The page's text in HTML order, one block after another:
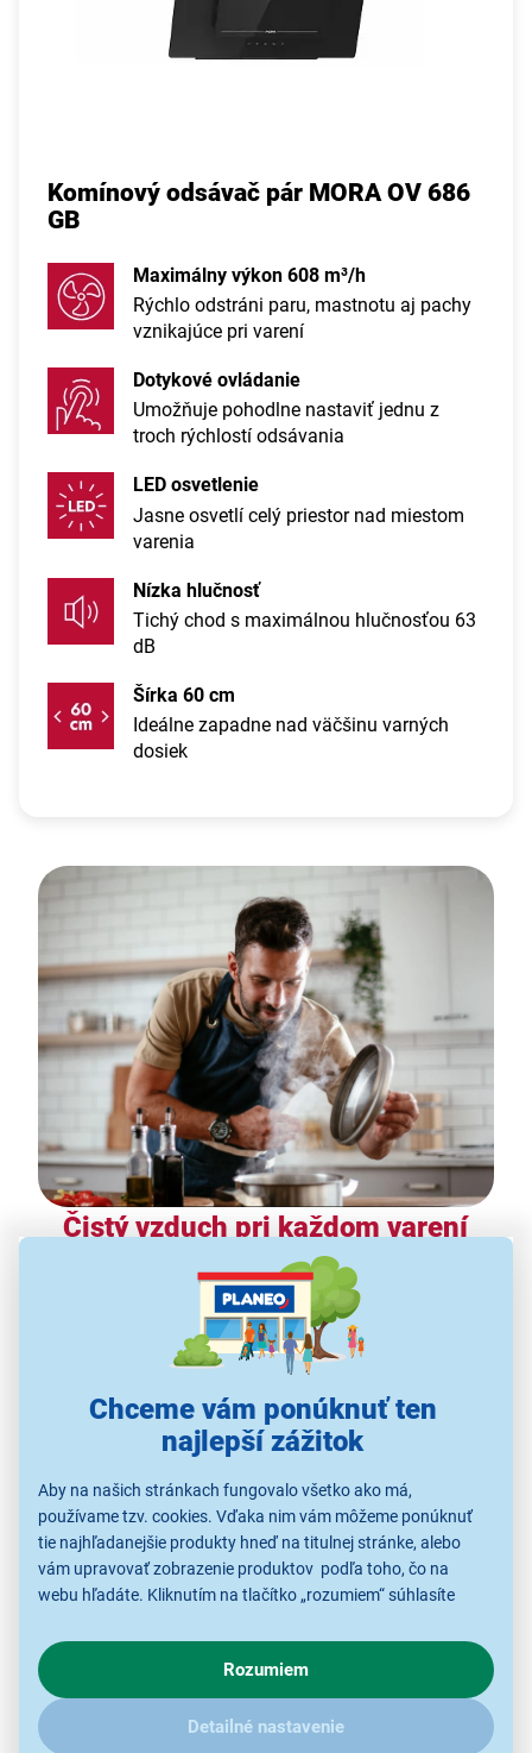
Chceme vám ponúknuť ten
najlepší zážitok
Aby na našich stránkach fungovalo všetko ako má,
používame tzv. cookies. Vďaka nim vám môžeme ponúknuť
tie najhľadanejšie produkty hneď na titulnej stránke, alebo
vám upravovať zobrazenie produktov podľa toho, čo na
webu hľadáte. Kliknutím na tlačítko „rozumiem“ súhlasíte
o chovaní na webe pre zobrazovaní cielených reklám.
V prípade že vás zaujímajú detaily, ako u nás s cookies a
ďalšími údaji pracujeme, kliknitesem.
Rozumiem
Detailné nastavenie
Komínový odsávač pár MORA OV 686
GB
Maximálny výkon 608 m³/h
Rýchlo odstráni paru, mastnotu aj pachy
vznikajúce pri varení
Dotykové ovládanie
Umožňuje pohodlne nastaviť jednu z
troch rýchlostí odsávania
LED osvetlenie
Jasne osvetlí celý priestor nad miestom
varenia
Nízka hlučnosť
Tichý chod s maximálnou hlučnosťou 63
dB
Šírka 60 cm
Ideálne zapadne nad väčšinu varných
dosiek
Čistý vzduch pri každom varení
Spoľahnite sa na výkon, ktorý udrží vzduch v kuchyni
svieži aj pri intenzívnom varení. Odsávač MORA OV
výkonom až 608 m³/hrýchlo odvádza paru,
mastnotu aj pachy vznikajúce pri príprave jedla.
Kovové tukové filtre
doplnené o špeciálnu
polyuretánovú penu zachytávajú až 98 % mastnoty a
, takže vzduch zostáva čistý a varenie je
príjemnejšie.